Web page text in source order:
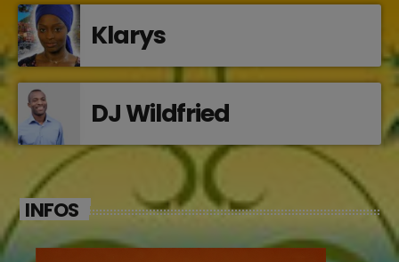
Klarys
DJ Wildfried
INFOS